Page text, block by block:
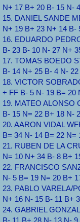
N+ 17 B+ 20 B- 15 N-
15. DANIEL SANDE
N+ 19 B+ 23 N+ 14 B-
16. EDUARDO
B- 23 B- 10 N- 27 N+
17. TOMAS BOEDO
B- 14 N+ 25 B- 4 N-
18. VICTOR
+ FF B- 5 N- 19 B= 20
19. MATEO ALONSO
B- 15 N= 22 B+ 18 N-
20. AARON VIDAL
B= 34 N- 14 B= 22 N=
21. RUBEN DE LA
N= 10 N+ 34 B- 8 B+
22. FRANCISCO
N- 5 B= 19 N= 20 B+
23. PABLO VARELA/
N+ 16 N- 15 B- 11 B+
24. GABRIEL